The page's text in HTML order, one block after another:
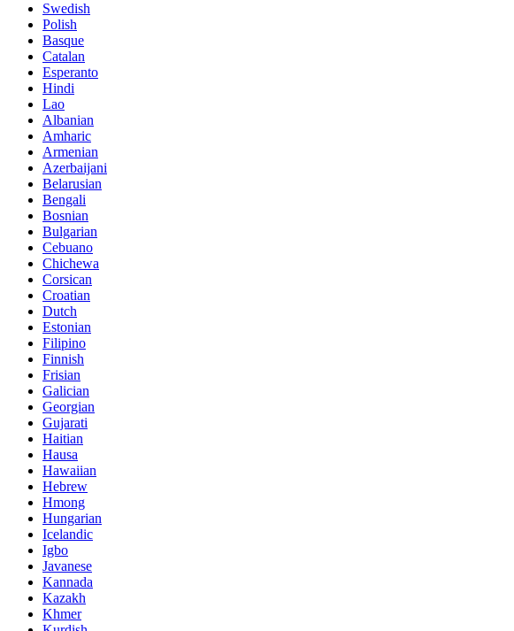
Swedish
Polish
Basque
Catalan
Esperanto
Hindi
Lao
Albanian
Amharic
Armenian
Azerbaijani
Belarusian
Bengali
Bosnian
Bulgarian
Cebuano
Chichewa
Corsican
Croatian
Dutch
Estonian
Filipino
Finnish
Frisian
Galician
Georgian
Gujarati
Haitian
Hausa
Hawaiian
Hebrew
Hmong
Hungarian
Icelandic
Igbo
Javanese
Kannada
Kazakh
Khmer